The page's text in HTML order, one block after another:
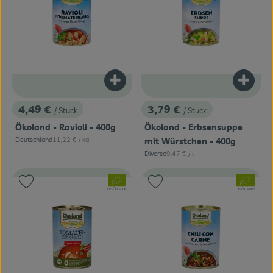
, Preis:
4,49 € / Stück
Ökoland - Ravioli - 400g
, Herkunft:
Deutschland, Referenzpreis:
11,22 € / kg
Produkt zum Warenkorb hinzufügen
, Preis:
3,79 € / Stück
Ökoland - Erbsensuppe
mit Würstchen - 400g
, Herkunft:
Diverse, Referenzpreis:
9,47 € / l
, Verband:
, Kontrollstelle:
DE-ÖKO-006
Produkt zu Favouriten hinzufügen
, Verband:
, Kontrollstelle:
DE-ÖKO-006
Produkt zu Favouriten hinzufügen